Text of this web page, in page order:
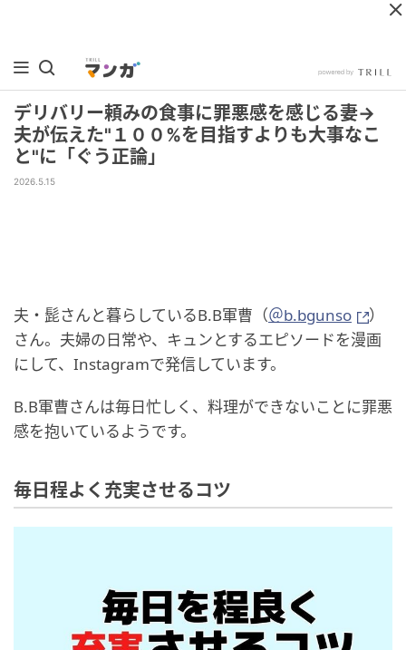
デリバリー頼みの食事に罪悪感を感じる妻→
夫が伝えた"１００%を目指すよりも大事なこ
と"に「ぐう正論」
2026.5.15
夫・髭さんと暮らしているB.B軍曹（＠b.bgunso
）
さん。夫婦の日常や、キュンとするエピソードを漫画
にして、Instagramで発信しています。
B.B軍曹さんは毎日忙しく、料理ができないことに罪悪
感を抱いているようです。
毎日程よく充実させるコツ